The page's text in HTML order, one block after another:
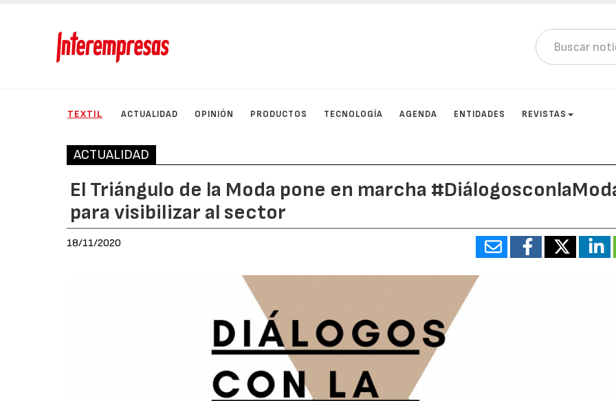
TEXTIL ACTUALIDAD OPINIÓN PRODUCTOS TECNOLOGÍA AGENDA ENTIDADES REVISTAS
ACTUALIDAD
El Triángulo de la Moda pone en marcha
para visibilizar al sector
18/11/2020